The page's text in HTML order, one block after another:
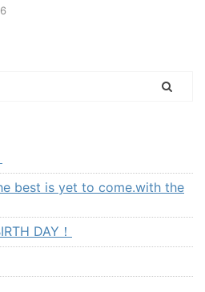
best is yet to come.with the
DAY！